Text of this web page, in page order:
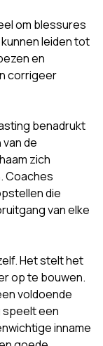
om blessures
leiden tot
en
corrigeer
benadrukt
de
zich
Coaches
die
van elke
Het stelt het
op te bouwen.
voldoende
speelt een
inname